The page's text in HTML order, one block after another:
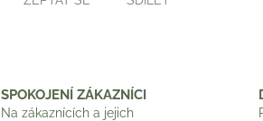
SPOKOJENÍ ZÁKAZNÍCI
Na zákaznících a jejich